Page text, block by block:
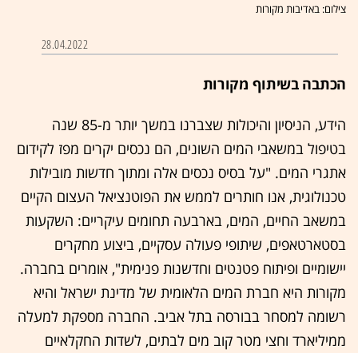
צילום: באדיבות מקורות
28.04.2022
הכתבה בשיתוף מקורות
הידע, הניסיון והיכולות שצברנו במשך יותר מ-85 שנה
בטיפול במשאבי המים השונים, הם נכסים יקרים מפז לקידום
אתגרי המים. "על בסיס נכסים אלה ומתוך חדשות מובילות
טכנולוגית, אנו חותרים לממש את הפוטנציאל העצום הקיים
במשאב החיים, המים, בארבעה תחומים עיקריים: השקעות
בסטארטאפים, שיתופי פעולה עסקיים, ביצוע מחקרים
יישומיים ופיתוח פטנטים וחדשנות פנימית", אומרים בחברה.
מקורות היא חברת המים הלאומית של מדינת ישראל והיא
רשומה למסחר בבורסה בתל אביב. החברה מספקת למעלה
ממיליארד וחצי מטר קוב מים לבתים, לשדות החקלאיים